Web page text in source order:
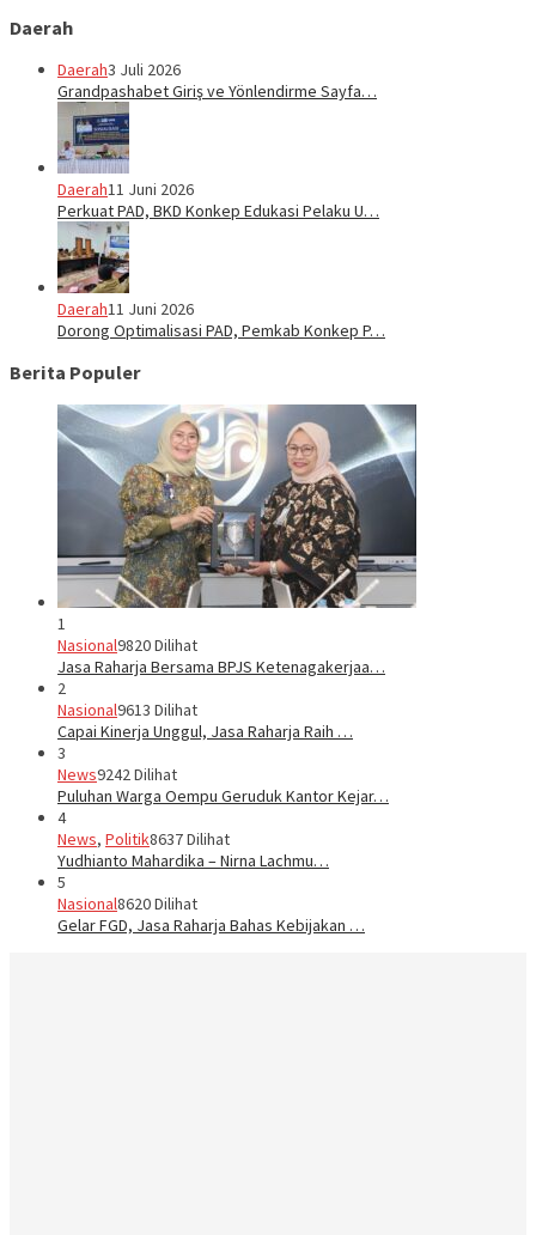
Daerah
Daerah3 Juli 2026
Grandpashabet Giriş ve Yönlendirme Sayfa…
Daerah11 Juni 2026
Perkuat PAD, BKD Konkep Edukasi Pelaku U…
Daerah11 Juni 2026
Dorong Optimalisasi PAD, Pemkab Konkep P…
Berita Populer
1
Nasional9820 Dilihat
Jasa Raharja Bersama BPJS Ketenagakerjaa…
2
Nasional9613 Dilihat
Capai Kinerja Unggul, Jasa Raharja Raih …
3
News9242 Dilihat
Puluhan Warga Oempu Geruduk Kantor Kejar…
4
News, Politik8637 Dilihat
Yudhianto Mahardika – Nirna Lachmu…
5
Nasional8620 Dilihat
Gelar FGD, Jasa Raharja Bahas Kebijakan …